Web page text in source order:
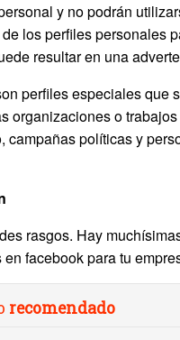
y no podrán
los perfiles personales
resultar en una
perfiles especiales que
organizaciones o
campañas políticas y
rasgos. Hay
facebook para tu
recomendado